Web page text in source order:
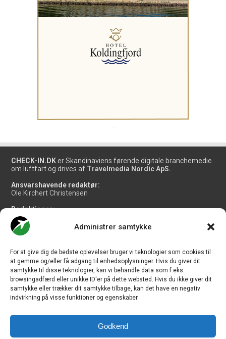
Administrer samtykke
For at give dig de bedste oplevelser bruger vi teknologier som cookies til
at gemme og/eller få adgang til enhedsoplysninger. Hvis du giver dit
samtykke til disse teknologier, kan vi behandle data som f.eks.
browsingadfærd eller unikke ID'er på dette websted. Hvis du ikke giver dit
samtykke eller trækker dit samtykke tilbage, kan det have en negativ
indvirkning på visse funktioner og egenskaber.
Godkend
CHECK-IN.DK er Skandinaviens førende digitale branchemedie
om luftfart og drives af Travelmedia Nordic ApS.
Ansvarshavende redaktør:
Ole Kirchert Christensen
Redaktionen:
Christian Granhøj Skouboe
Henrik Baumgarten
Danny Longhi Andreasen
Salg og jobannoncer:
salg@travelmedianordic.com
Vi tager ansvar for indholdet og er tilmeldt